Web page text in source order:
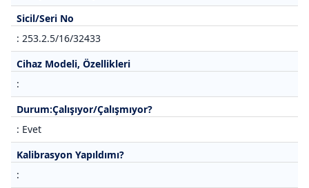
Sicil/Seri No
: 253.2.5/16/32433
Cihaz Modeli, Özellikleri
:
Durum:Çalışıyor/Çalışmıyor?
: Evet
Kalibrasyon Yapıldımı?
: